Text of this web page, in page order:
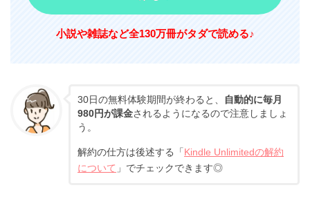
小説や雑誌など全130万冊がタダで読める♪
30日の無料体験期間が終わると、
自動的に毎月
980円が課金されるようになるので注意しましょ
う。
解約の仕方は後述する「 Kindle Unlimitedの解約
について 」でチェックできます◎